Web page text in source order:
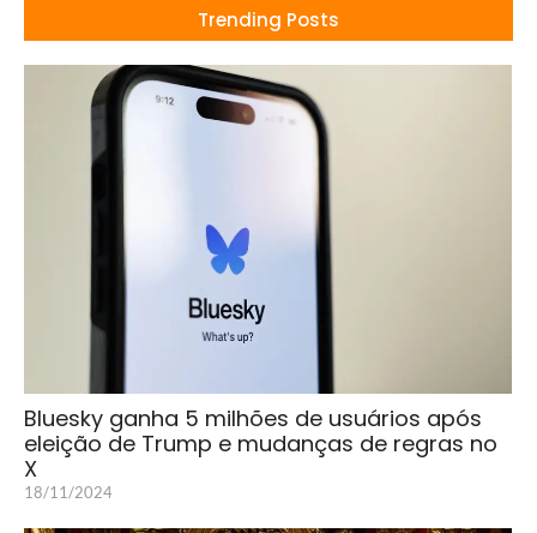
Trending Posts
Bluesky ganha 5 milhões de usuários após
eleição de Trump e mudanças de regras no
X
18/11/2024